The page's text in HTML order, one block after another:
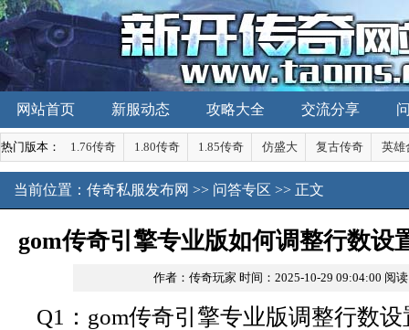
网站首页 新服动态 攻略大全 交流分享
热门版本： 1.76传奇 1.80传奇 1.85传奇 仿盛大 复古传奇 英雄
当前位置： 传奇私服发布网 >> 问答专区 >> 正文
gom传奇引擎专业版如何调整行数设
作者：传奇玩家 时间：2025-10-29 09:04:00 阅
Q1：gom传奇引擎专业版调整行数